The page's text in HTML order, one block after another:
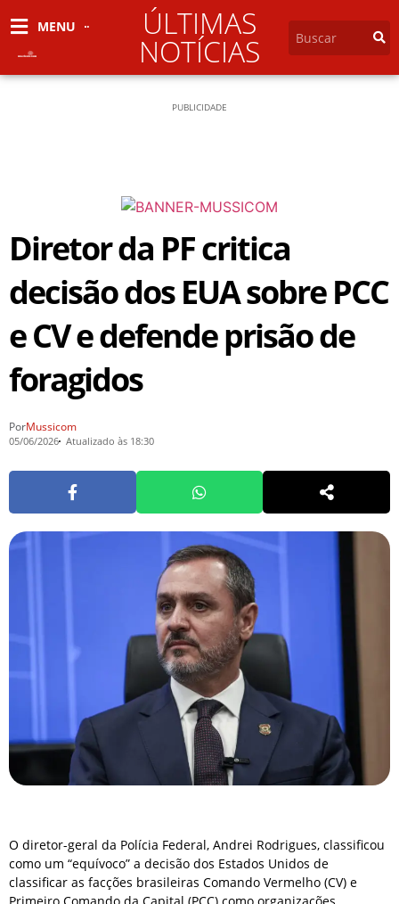
MENU ÚLTIMAS
NOTÍCIAS
PUBLICIDADE
Diretor da PF critica
decisão dos EUA sobre PCC
e CV e defende prisão de
foragidos
PorMussicom
05/06/2026 Atualizado às 18:30
O diretor-geral da Polícia Federal, Andrei Rodrigues, classificou
como um “equívoco” a decisão dos Estados Unidos de
classificar as facções brasileiras Comando Vermelho (CV) e